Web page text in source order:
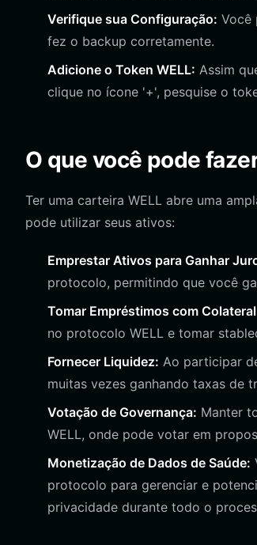
Verifique sua Configuração: Você
fez o backup corretamente.
Adicione o Token WELL: Assim
clique no ícone '+', pesquise o
O que você pode
Ter uma carteira WELL abre uma
pode utilizar seus ativos:
Emprestar Ativos para Ganhar
protocolo, permitindo que você
Tomar Empréstimos com
no protocolo WELL e tomar
Fornecer Liquidez: Ao participar
muitas vezes ganhando taxas de
Votação de Governança: Manter
WELL, onde pode votar em
Monetização de Dados de Saúde:
protocolo para gerenciar e
privacidade durante todo o